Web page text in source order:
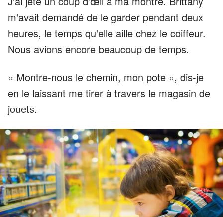
m'avait demandé de le garder pendant deux
heures, le temps qu'elle aille chez le coiffeur.
Nous avions encore beaucoup de temps.
« Montre-nous le chemin, mon pote », dis-je
en le laissant me tirer à travers le magasin de
jouets.